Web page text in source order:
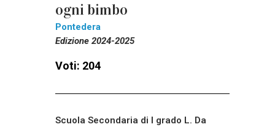
ogni bimbo
Pontedera
Edizione 2024-2025
Voti: 204
Scuola Secondaria di I grado L. Da